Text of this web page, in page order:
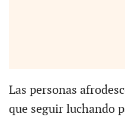
Las personas
que seguir luchando